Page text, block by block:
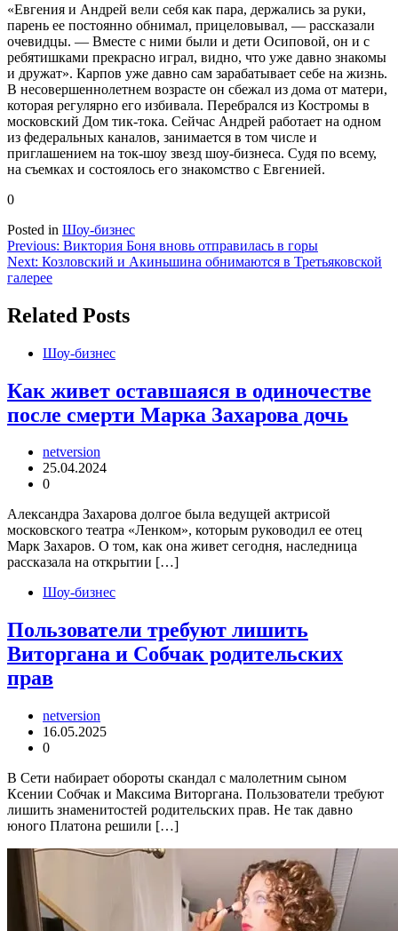
«Евгения и Андрей вели себя как пара, держались за руки,
парень ее постоянно обнимал, прицеловывал, — рассказали
очевидцы. — Вместе с ними были и дети Осиповой, он и с
ребятишками прекрасно играл, видно, что уже давно знакомы
и дружат». Карпов уже давно сам зарабатывает себе на жизнь.
В несовершеннолетнем возрасте он сбежал из дома от матери,
которая регулярно его избивала. Перебрался из Костромы в
московский Дом тик-тока. Сейчас Андрей работает на одном
из федеральных каналов, занимается в том числе и
приглашением на ток-шоу звезд шоу-бизнеса. Судя по всему,
на съемках и состоялось его знакомство с Евгенией.
0
Posted in Шоу-бизнес
Навигация
по
Previous: Виктория Боня вновь отправилась в горы
Next: Козловский и Акиньшина обнимаются в Третьяковской
галерее
Related Posts
Шоу-бизнес
Как живет оставшаяся в одиночестве
после смерти Марка Захарова дочь
netversion
25.04.2024
0
Александра Захарова долгое была ведущей актрисой
московского театра «Ленком», которым руководил ее отец
Марк Захаров. О том, как она живет сегодня, наследница
рассказала на открытии […]
Шоу-бизнес
Пользователи требуют лишить
Виторгана и Собчак родительских
прав
netversion
16.05.2025
0
В Сети набирает обороты скандал с малолетним сыном
Ксении Собчак и Максима Виторгана. Пользователи требуют
лишить знаменитостей родительских прав. Не так давно
юного Платона решили […]